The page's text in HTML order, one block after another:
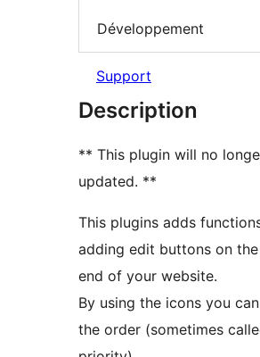
Développement
Support
Description
** This plugin will no
updated. **
This plugins adds
adding edit buttons on
end of your website.
By using the icons you
the order (sometimes